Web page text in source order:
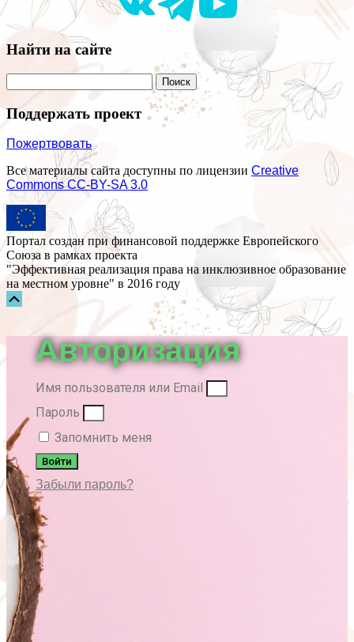
Найти на сайте
Поддержать проект
Пожертвовать
Все материалы сайта доступны по лицензии Creative
Commons СС-BY-SA 3.0
Портал создан при финансовой поддержке Европейского
Союза в рамках проекта
"Эффективная реализация права на инклюзивное образование
на местном уровне" в 2016 году
Авторизация
Имя пользователя или Email
Пароль
Запомнить меня
Войти
Забыли пароль?